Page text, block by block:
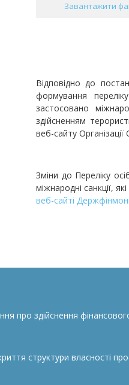
Завантажити
Відповідно до
формування
застосовано
здійсненням
веб-сайту Організації
Зміни до Переліку
міжнародні санкції,
веб-сайті
про здійснення
структури власності